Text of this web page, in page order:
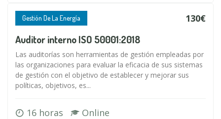
Gestión De La Energía 130€
Auditor interno ISO 50001:2018
Las auditorías son herramientas de gestión empleadas por
las organizaciones para evaluar la eficacia de sus sistemas
de gestión con el objetivo de establecer y mejorar sus
políticas, objetivos, es...
16 horas Online